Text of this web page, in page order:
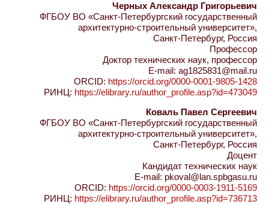
Черных Александр Григорьевич
ФГБОУ ВО «Санкт-Петербургский государственный
архитектурно-строительный университет»,
Санкт-Петербург, Россия
Профессор
Доктор технических наук, профессор
E-mail: ag1825831@mail.ru
ORCID: https://orcid.org/0000-0001-9805-1428
РИНЦ: https://elibrary.ru/author_profile.asp?id=473049
Коваль Павел Сергеевич
ФГБОУ ВО «Санкт-Петербургский государственный
архитектурно-строительный университет»,
Санкт-Петербург, Россия
Доцент
Кандидат технических наук
E-mail: pkoval@lan.spbgasu.ru
ORCID: https://orcid.org/0000-0003-1911-5169
РИНЦ: https://elibrary.ru/author_profile.asp?id=736713